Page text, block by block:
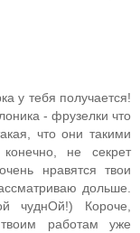
у тебя получается!
- фрузелки что
что они такими
не секрет
нравятся твои
дольше.
чуднОй!) Короче,
работам уже